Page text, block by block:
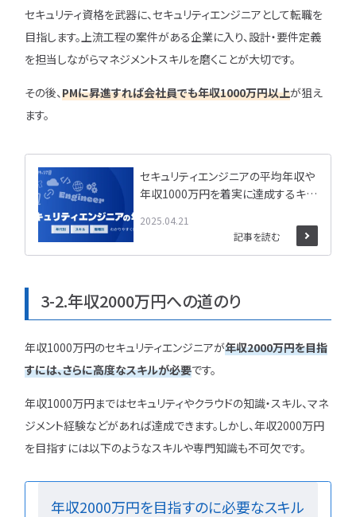
セキュリティ資格を武器に、セキュリティエンジニアとして転職を
目指します。上流工程の案件がある企業に入り、設計・要件定義
を担当しながらマネジメントスキルを磨くことが大切です。
その後、PMに昇進すれば会社員でも年収1000万円以上が狙え
ます。
2025.04.21
セキュリティエンジニアの平均年収や
年収1000万円を着実に達成するキャ
記事を読む
3-2.年収2000万円への道のり
年収1000万円のセキュリティエンジニアが年収2000万円を目指
すには、さらに高度なスキルが必要です。
年収1000万円まではセキュリティやクラウドの知識・スキル、マネ
ジメント経験などがあれば達成できます。しかし、年収2000万円
を目指すには以下のようなスキルや専門知識も不可欠です。
年収2000万円を目指すのに必要なスキル